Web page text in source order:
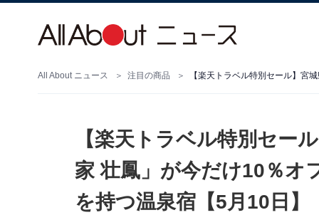
All About ニュース 注目の商品
【楽天トラベル特別セー
家 壮鳳」が今だけ10％オ
を持つ温泉宿【5月10日】